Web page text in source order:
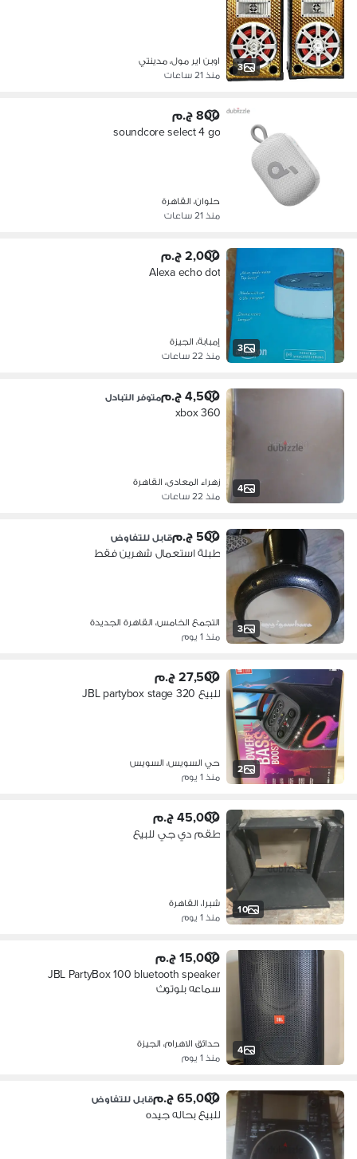
3
اوبن اير مول، مدينتي
منذ 21 ساعات
800 ج.م
soundcore select 4 go
حلوان، القاهرة
منذ 21 ساعات
3
2,000 ج.م
Alexa echo dot
إمبابة، الجيزة
منذ 22 ساعات
4
4,500 ج.م متوفر التبادل
xbox 360
زهراء المعادى، القاهرة
منذ 22 ساعات
3
500 ج.م قابل للتفاوض
طبلة استعمال شهرين فقط
التجمع الخامس، القاهرة الجديدة
منذ 1 يوم
2
27,500 ج.م
للبيع JBL partybox stage 320
حي السويس، السويس
منذ 1 يوم
10
45,000 ج.م
طقم دي جي للبيع
شبرا، القاهرة
منذ 1 يوم
4
15,000 ج.م
JBL PartyBox 100 bluetooth speaker
سماعه بلوتوث
حدائق الاهرام، الجيزة
منذ 1 يوم
65,000 ج.م قابل للتفاوض
للبيع بحاله جيده